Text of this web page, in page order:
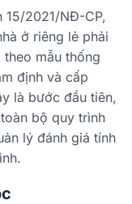
15/2021/NĐ-CP,
ở riêng lẻ phải
mẫu thống
định và cấp
là bước đầu tiên,
bộ quy trình
lý đánh giá tính